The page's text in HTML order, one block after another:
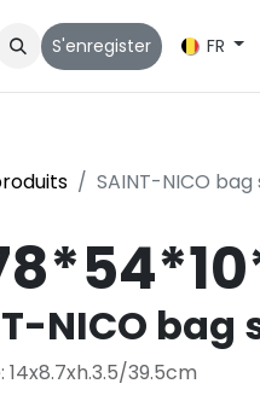
S'enregister FR
SAINT-NICO
NICO bag
14x8.7xh.3.5/39.5cm